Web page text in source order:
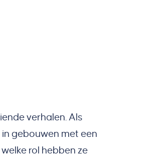
verhalen. Als
gebouwen met een
rol hebben ze